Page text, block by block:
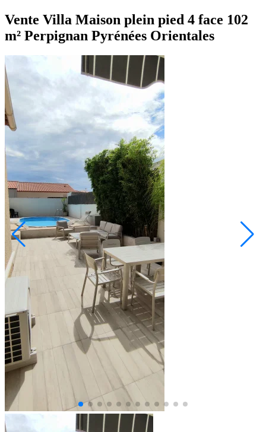
Vente Villa Maison plein pied 4 face 102
m² Perpignan Pyrénées Orientales